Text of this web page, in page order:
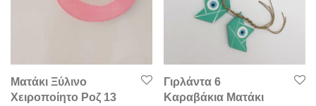
Ματάκι Ξύλινο
Χειροποίητο Ροζ 13
Γιρλάντα 6
Καραβάκια Ματάκι